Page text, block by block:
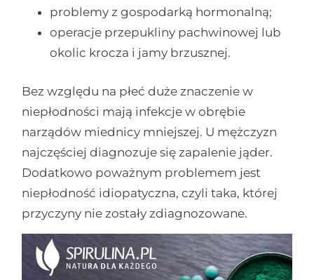
problemy z gospodarką hormonalną;
operacje przepukliny pachwinowej lub
okolic krocza i jamy brzusznej.
Bez względu na płeć duże znaczenie w
niepłodności mają infekcje w obrębie
narządów miednicy mniejszej. U mężczyzn
najczęściej diagnozuje się zapalenie jąder.
Dodatkowo poważnym problemem jest
niepłodność idiopatyczna, czyli taka, której
przyczyny nie zostały zdiagnozowane.